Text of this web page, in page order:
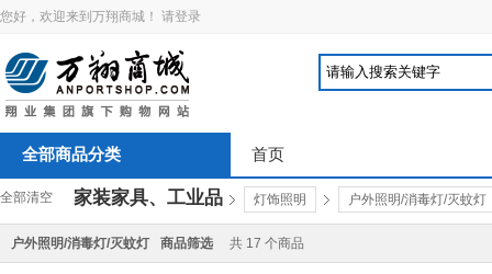
您好，欢迎来到万翔商城！ 请登录
全部商品分类 首页
全部清空 家装家具、工业品 灯饰照明 户外照明/消毒灯/灭蚊灯
户外照明/消毒灯/灭蚊灯 商品筛选 共 17 个商品